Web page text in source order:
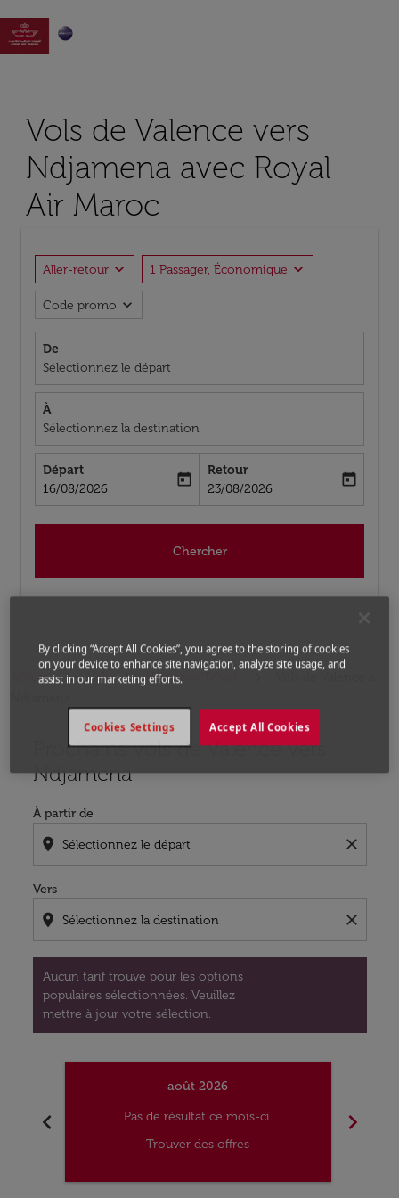

Vols de Valence vers
Ndjamena avec Royal
Air Maroc
Aller-retour expand_more 1 Passager, Économique expand_more
Code promo expand_more
De
Sélectionnez le départ
À
Sélectionnez la destination
Départ
fc-booking-departure-date-aria-label
16/08/2026
today
Retour
fc-booking-return-date-aria-label
23/08/2026
today
Chercher
Accueil Vols Vols pour Tchad
Prochains Vols de Valence vers
Ndjamena
À partir de
location_on close
Vers
location_on close
Aucun tarif trouvé pour les options
populaires sélectionnées. Veuillez
mettre à jour votre sélection.
Aucun tarif trouvé pour les options populaires
chevron_left
août 2026
Pas de résultat ce mois-ci.
Trouver des offres
chevron_right
By clicking “Accept All Cookies”, you agree to the storing of cookies
on your device to enhance site navigation, analyze site usage, and
assist in our marketing efforts.
Accept All Cookies
Cookies Settings